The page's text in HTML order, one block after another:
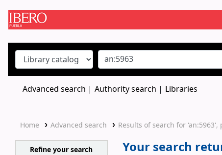
Advanced search Authority search Libraries
Home Advanced search Results of search for 'an:5963',
Refine your search Your search